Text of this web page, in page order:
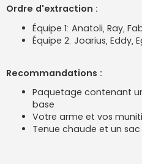
Ordre d'extraction :
Équipe 1: Anatoli, Ray,
Équipe 2: Joarius, Eddy,
Recommandations :
Paquetage contenant
base
Votre arme et vos
Tenue chaude et un